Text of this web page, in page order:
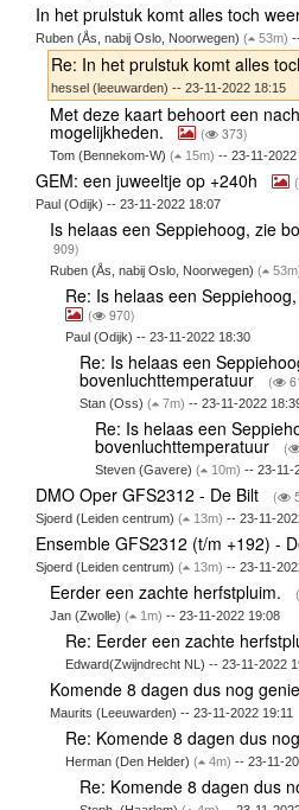
In het prulstuk komt alles toch
Ruben (Ås, nabij Oslo, Noorwegen) ( 53m)
Re: In het prulstuk komt alles
hessel (leeuwarden) -- 23-11-2022 18:15
Met deze kaart behoort een
mogelijkheden. ( 373)
Tom (Bennekom-W)( 15m) -- 23-11-2022
GEM: een juweeltje op +240h (
Paul (Odijk) -- 23-11-2022 18:07
Is helaas een Seppiehoog, zie
909)
Ruben (Ås, nabij Oslo, Noorwegen)(
Re: Is helaas een
( 970)
Paul (Odijk) -- 23-11-2022 18:30
Re: Is helaas een
bovenluchttemperatuur (
Stan (Oss)( 7m) -- 23-11-2022
Re: Is helaas een
bovenluchttemperatuur (
Steven (Gavere) ( 10m) -- 23-11-
DMO Oper GFS2312 - De Bilt (
Sjoerd (Leiden centrum) ( 13m) -- 23-11-
Ensemble GFS2312 (t/m +192) -
Sjoerd (Leiden centrum) ( 13m) -- 23-11-
Eerder een zachte herfstpluim.
Jan (Zwolle)( 1m) -- 23-11-2022 19:08
Re: Eerder een zachte
Edward(Zwijndrecht NL) -- 23-11-2022
Komende 8 dagen dus nog
Maurits (Leeuwarden) -- 23-11-2022 19:11
Re: Komende 8 dagen dus
Herman (Den Helder) ( 4m) -- 23-11-
Re: Komende 8 dagen dus